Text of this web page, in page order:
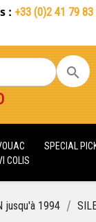
: +33 (0)2 41 79 83

SPECIAL
COLIS
jusqu'à 1994